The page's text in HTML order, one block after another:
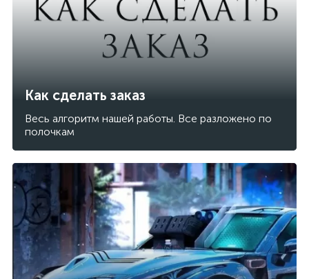
Как сделать заказ
Весь алгоритм нашей работы. Все разложено по
полочкам